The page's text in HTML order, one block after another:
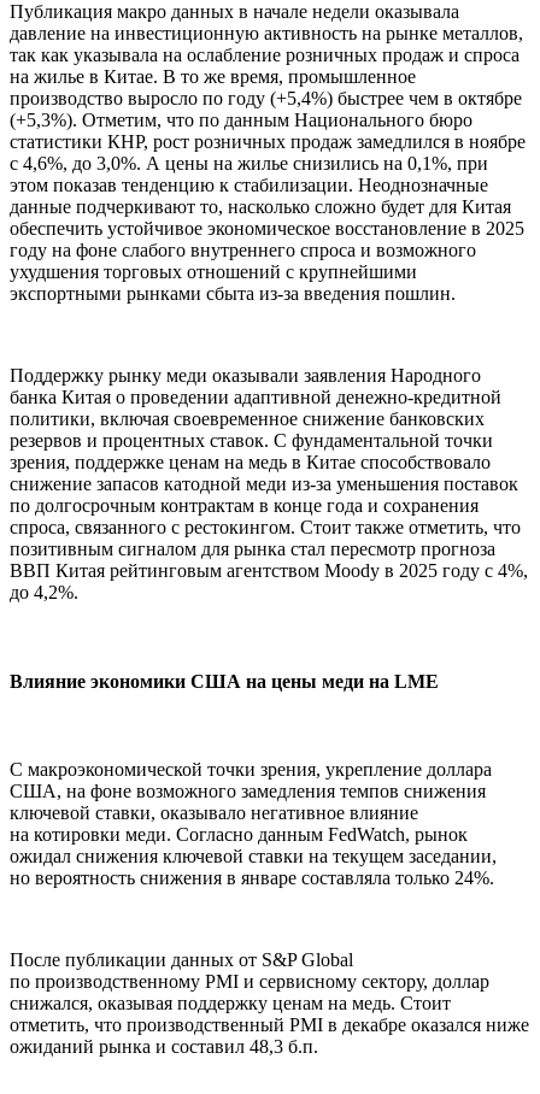
Публикация макро данных в начале недели оказывала
давление на инвестиционную активность на рынке металлов,
так как указывала на ослабление розничных продаж и спроса
на жилье в Китае. В то же время, промышленное
производство выросло по году (+5,4%) быстрее чем в октябре
(+5,3%). Отметим, что по данным Национального бюро
статистики КНР, рост розничных продаж замедлился в ноябре
с 4,6%, до 3,0%. А цены на жилье снизились на 0,1%, при
этом показав тенденцию к стабилизации. Неоднозначные
данные подчеркивают то, насколько сложно будет для Китая
обеспечить устойчивое экономическое восстановление в 2025
году на фоне слабого внутреннего спроса и возможного
ухудшения торговых отношений с крупнейшими
экспортными рынками сбыта из-за введения пошлин.
Поддержку рынку меди оказывали заявления Народного
банка Китая о проведении адаптивной денежно-кредитной
политики, включая своевременное снижение банковских
резервов и процентных ставок. С фундаментальной точки
зрения, поддержке ценам на медь в Китае способствовало
снижение запасов катодной меди из-за уменьшения поставок
по долгосрочным контрактам в конце года и сохранения
спроса, связанного с рестокингом. Стоит также отметить, что
позитивным сигналом для рынка стал пересмотр прогноза
ВВП Китая рейтинговым агентством Moody в 2025 году с 4%,
до 4,2%.
Влияние экономики США на цены меди на LME
С макроэкономической точки зрения, укрепление доллара
США, на фоне возможного замедления темпов снижения
ключевой ставки, оказывало негативное влияние
на котировки меди. Согласно данным FedWatch, рынок
ожидал снижения ключевой ставки на текущем заседании,
но вероятность снижения в январе составляла только 24%.
После публикации данных от S&P Global
по производственному PMI и сервисному сектору, доллар
снижался, оказывая поддержку ценам на медь. Стоит
отметить, что производственный PMI в декабре оказался ниже
ожиданий рынка и составил 48,3 б.п.